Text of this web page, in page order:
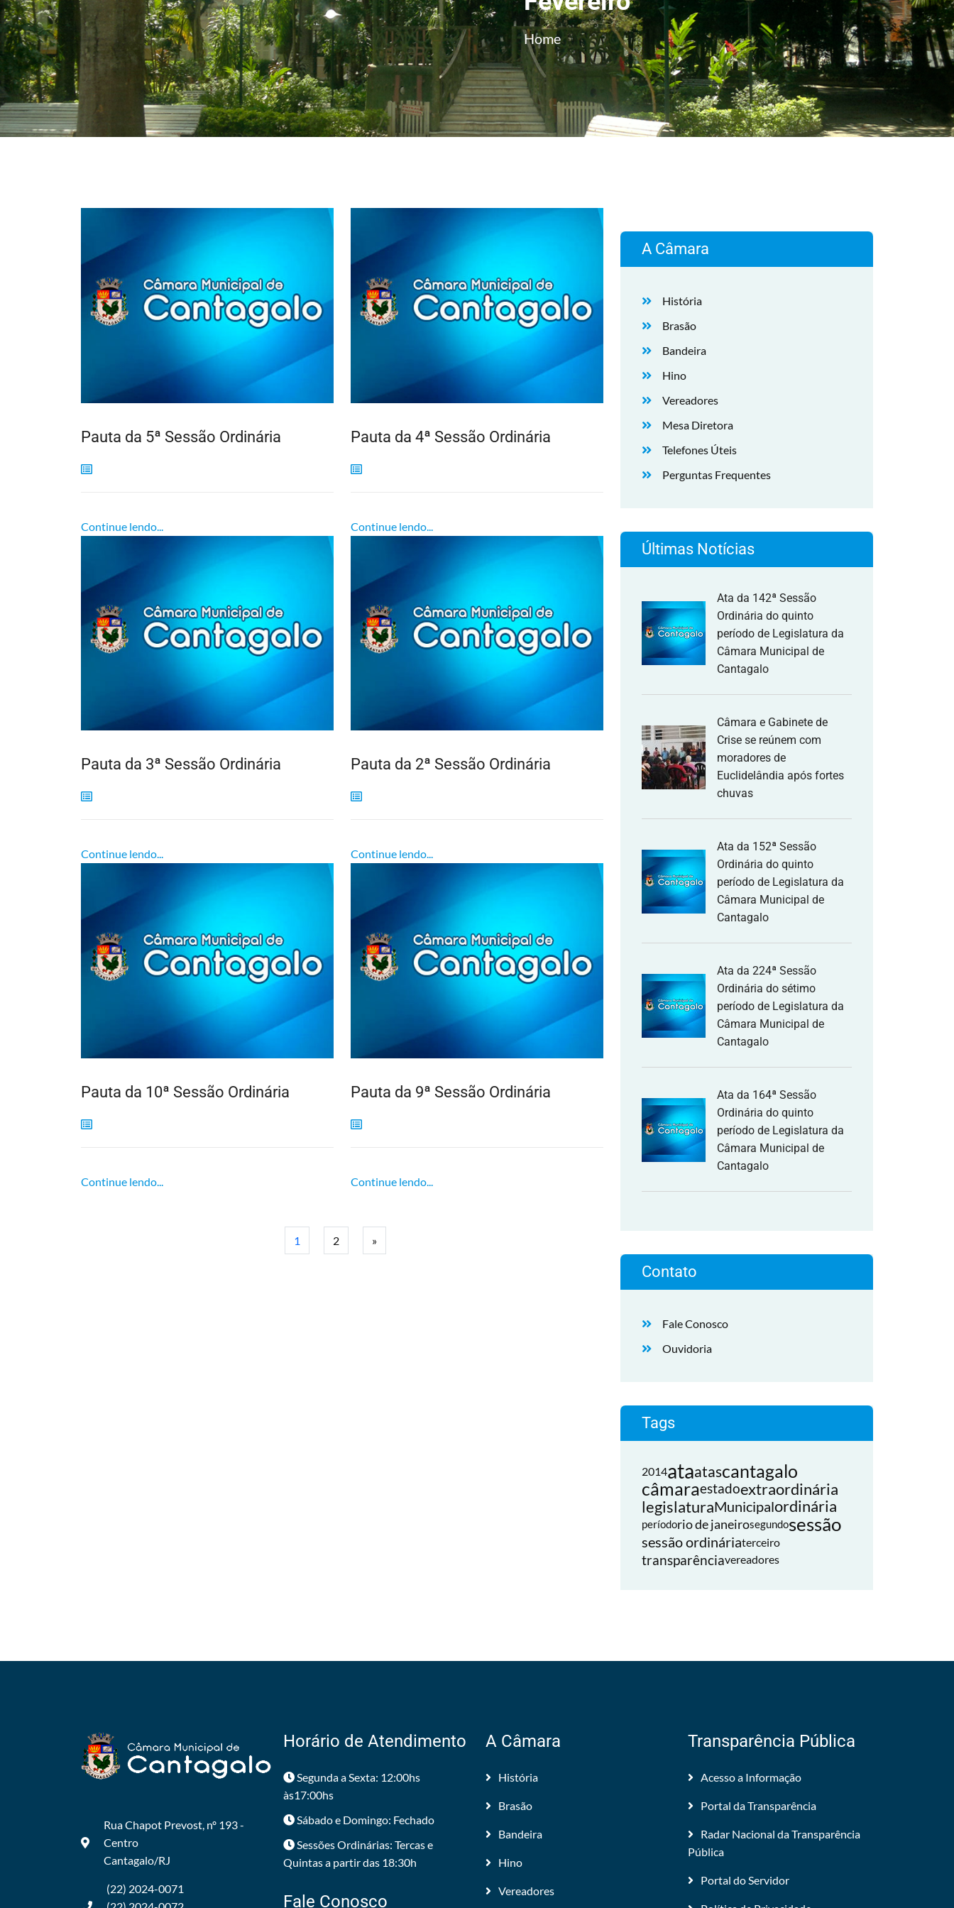
Home
Pauta da 5ª Sessão Ordinária
Continue lendo...
Pauta da 4ª Sessão Ordinária
Continue lendo...
Pauta da 3ª Sessão Ordinária
Continue lendo...
Pauta da 2ª Sessão Ordinária
Continue lendo...
Pauta da 10ª Sessão Ordinária
Continue lendo...
Pauta da 9ª Sessão Ordinária
Continue lendo...
1 2 »
A Câmara
História
Brasão
Bandeira
Hino
Vereadores
Mesa Diretora
Telefones Úteis
Perguntas Frequentes
Últimas Notícias
Ata da 142ª Sessão
Ordinária do quinto
período de Legislatura da
Câmara Municipal de
Cantagalo
Câmara e Gabinete de
Crise se reúnem com
moradores de
Euclidelândia após fortes
chuvas
Ata da 152ª Sessão
Ordinária do quinto
período de Legislatura da
Câmara Municipal de
Cantagalo
Ata da 224ª Sessão
Ordinária do sétimo
período de Legislatura da
Câmara Municipal de
Cantagalo
Ata da 164ª Sessão
Ordinária do quinto
período de Legislatura da
Câmara Municipal de
Cantagalo
Contato
Fale Conosco
Ouvidoria
Tags
2014ataatascantagalo
câmaraestadoextraordinária
legislaturaMunicipalordinária
períodorio de janeirosegundosessão
sessão ordináriaterceiro
transparênciavereadores
Rua Chapot Prevost, nº 193 -
Centro
Cantagalo/RJ
(22) 2024-0071
Horário de Atendimento
Segunda a Sexta: 12:00hs
às17:00hs
Sábado e Domingo: Fechado
Sessões Ordinárias: Tercas e
Quintas a partir das 18:30h
Fale Conosco
A Câmara
História
Brasão
Bandeira
Hino
Vereadores
Transparência Pública
Acesso a Informação
Portal da Transparência
Radar Nacional da Transparência
Pública
Portal do Servidor